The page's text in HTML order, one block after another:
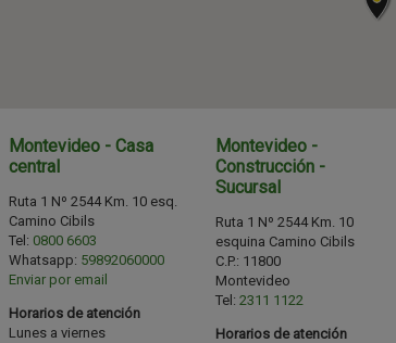
Montevideo - Casa
central
Ruta 1 Nº 2544 Km. 10 esq.
Camino Cibils
Tel: 0800 6603
Whatsapp: 59892060000
Enviar por email
Horarios de atención
Lunes a viernes
Montevideo -
Construcción -
Sucursal
Ruta 1 Nº 2544 Km. 10
esquina Camino Cibils
C.P.: 11800
Montevideo
Tel: 2311 1122
Horarios de atención